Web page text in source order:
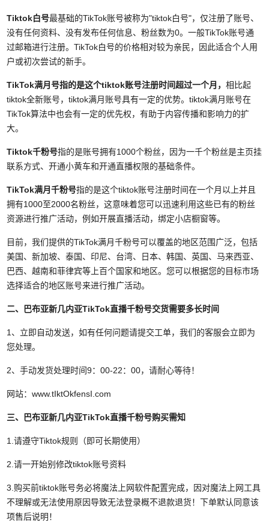
Tiktok白号最基础的TikTok账号被称为"tiktok白号"，仅注册了账号、
没有任何资料、没有发布任何信息、粉丝数为0。一般TikTok账号通
过邮箱进行注册。TikTok白号的价格相对较为亲民，因此适合个人用
户或初次尝试的新手。
TikTok满月号指的是这个tiktok账号注册时间超过一个月，相比起
tiktok全新账号，tiktok满月账号具有一定的优势。tiktok满月账号在
TikTok算法中也会有一定的优先权，有助于内容传播和影响力的扩
大。
Tiktok千粉号指的是账号拥有1000个粉丝，因为一千个粉丝是主页挂
联系方式、开通小黄车和开通直播权限的基础条件。
TikTok满月千粉号指的是这个tiktok账号注册时间在一个月以上并且
拥有1000至2000名粉丝，这意味着您可以迅速利用这些已有的粉丝
资源进行推广活动，例如开展直播活动，绑定小店橱窗等。
目前，我们提供的TikTok满月千粉号可以覆盖的地区范围广泛，包括
美国、新加坡、泰国、印尼、台湾、日本、韩国、英国、马来西亚、
巴西、越南和菲律宾等上百个国家和地区。您可以根据您的目标市场
选择适合的地区账号来进行推广活动。
二、巴布亚新几内亚TikTok直播千粉号交货需要多长时间
1、立即自动发送，如有任何问题请提交工单，我们的客服会立即为
您处理。
2、手动发货处理时间9：00-22：00，请耐心等待！
网站：www.tIktOkfensI.com
三、巴布亚新几内亚TikTok直播千粉号购买需知
1.请遵守Tiktok规则（即可长期使用）
2.请一开始别修改tiktok账号资料
3.购买前tiktok账号务必将魔法上网软件配置完成，因对魔法上网工具
不理解或无法使用原因导致无法登录概不退款退货！下单默认同意该
项售后说明！